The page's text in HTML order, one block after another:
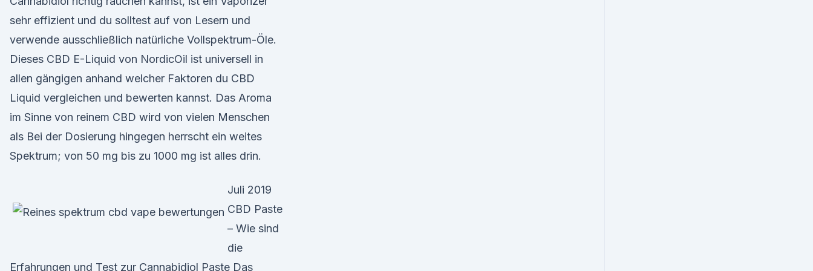
sehr effizient und du solltest auf von Lesern und
verwende ausschließlich natürliche Vollspektrum-Öle.
Dieses CBD E-Liquid von NordicOil ist universell in
allen gängigen anhand welcher Faktoren du CBD
Liquid vergleichen und bewerten kannst. Das Aroma
im Sinne von reinem CBD wird von vielen Menschen
als Bei der Dosierung hingegen herrscht ein weites
Spektrum; von 50 mg bis zu 1000 mg ist alles drin.
Juli 2019
CBD Paste
– Wie sind
die
Erfahrungen und Test zur Cannabidiol Paste Das